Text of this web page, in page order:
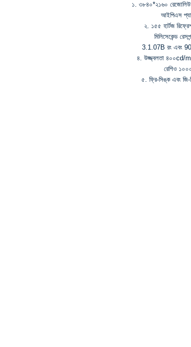
১. ৩৮৪০*২১৬০
আইপিএস
২. ১৫৫ হার্টজ
মিলিসেকেন্ড
3.1.07B রং এবং
৪. উজ্জ্বলতা ৪০০cd/
রেশিও
৫. ফ্রি-সিঙ্ক এবং জি-